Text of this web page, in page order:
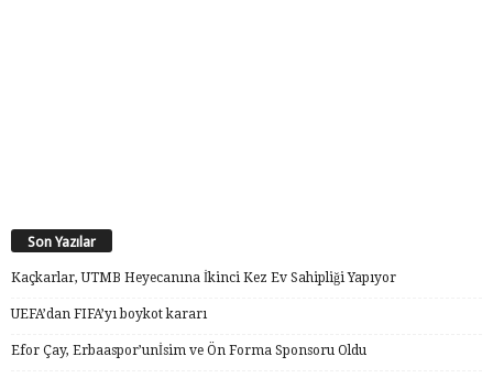
Son Yazılar
Kaçkarlar, UTMB Heyecanına İkinci Kez Ev Sahipliği Yapıyor
UEFA’dan FIFA’yı boykot kararı
Efor Çay, Erbaaspor’unİsim ve Ön Forma Sponsoru Oldu